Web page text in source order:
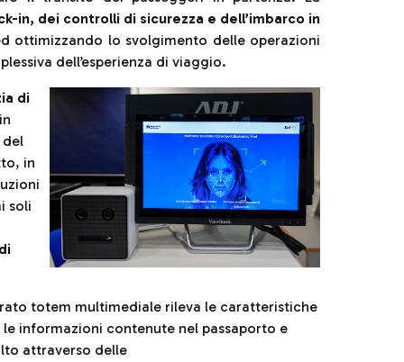
in, dei controlli di sicurezza e dell’imbarco in
ottimizzando lo svolgimento delle operazioni
dell’esperienza di viaggio.
di
del
in
soli
totem multimediale rileva le caratteristiche
informazioni contenute nel passaporto e
attraverso delle